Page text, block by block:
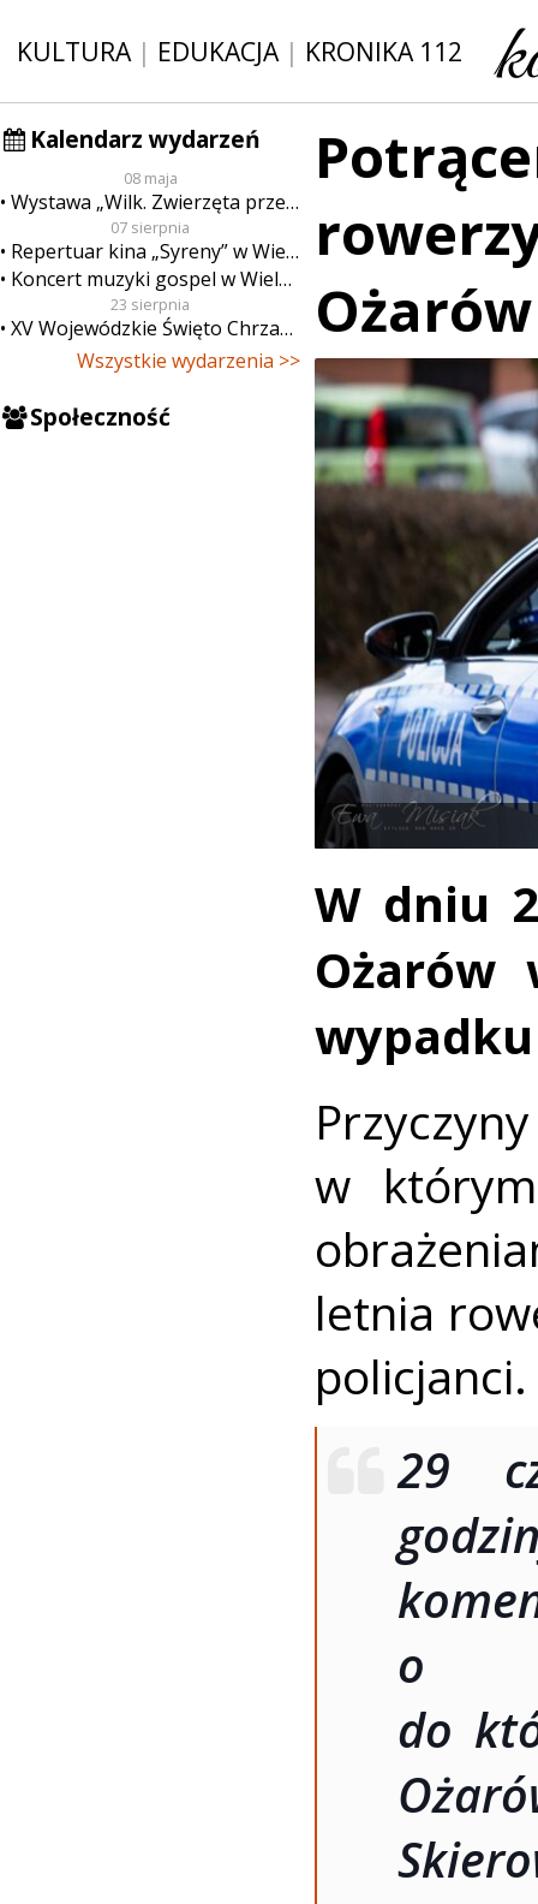
KULTURA| EDUKACJA| KRONIKA 112
Kalendarz wydarzeń
08 maja
Wystawa „Wilk. Zwierzęta przeklęte”
07 sierpnia
Repertuar kina „Syreny” w Wieluniu w dn. od 7 do 13 sierpnia
Koncert muzyki gospel w Wieluniu
23 sierpnia
XV Wojewódzkie Święto Chrzanu
Wszystkie wydarzenia >>
Społeczność
Ożarów
W dniu
Ożarów
w
letnia
policjanci.
29
o
do